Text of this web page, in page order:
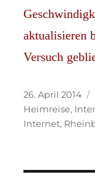
aktualisieren
Versuch
Veröffentlicht
am
26. April 2014
Heimreise,
Internet,